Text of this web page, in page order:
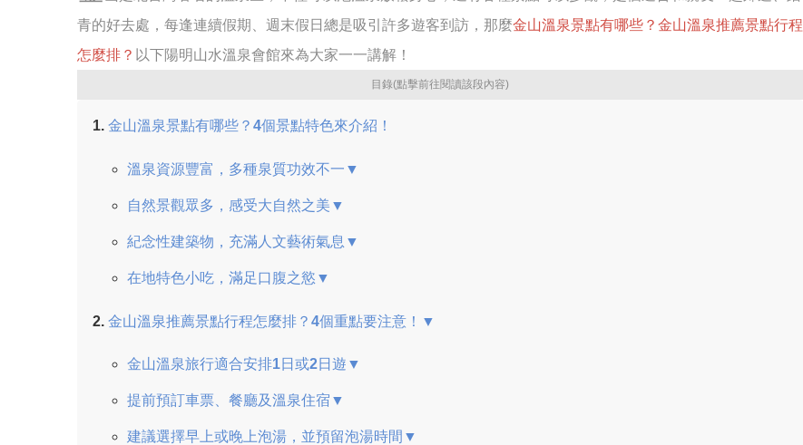
青的好去處，每逢連續假期、週末假日總是吸引許多遊客到訪，那麼金山溫泉景點有哪些？金山溫泉推薦景點行程
怎麼排？ 以下陽明山水溫泉會館來為大家一一講解！
目錄(點擊前往閱讀該段內容)
金山溫泉景點有哪些？4個景點特色來介紹！
溫泉資源豐富，多種泉質功效不一▼
自然景觀眾多，感受大自然之美▼
紀念性建築物，充滿人文藝術氣息▼
在地特色小吃，滿足口腹之慾▼
金山溫泉推薦景點行程怎麼排？4個重點要注意！▼
金山溫泉旅行適合安排1日或2日遊▼
提前預訂車票、餐廳及溫泉住宿▼
建議選擇早上或晚上泡湯，並預留泡湯時間▼